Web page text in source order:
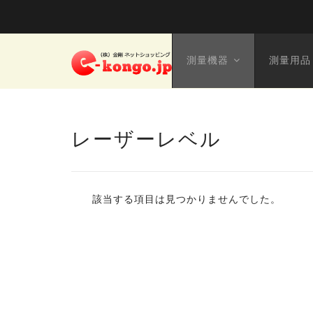
測量機器 測量用品
レーザーレベル
該当する項目は見つかりませんでした。